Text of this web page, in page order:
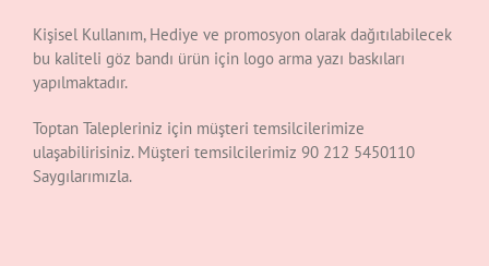
Kişisel Kullanım, Hediye ve promosyon olarak dağıtılabilecek
bu kaliteli göz bandı ürün için logo arma yazı baskıları
yapılmaktadır.
Toptan Talepleriniz için müşteri temsilcilerimize
ulaşabilirisiniz. Müşteri temsilcilerimiz 90 212 5450110
Saygılarımızla.